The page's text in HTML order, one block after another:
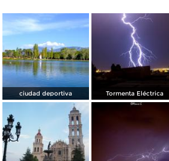
ciudad deportiva Tormenta Eléctrica